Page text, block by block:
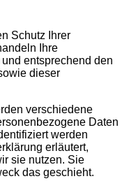
Schutz Ihrer
Ihre
entsprechend den
dieser
verschiedene
Daten
werden
erläutert,
sie nutzen. Sie
das geschieht.